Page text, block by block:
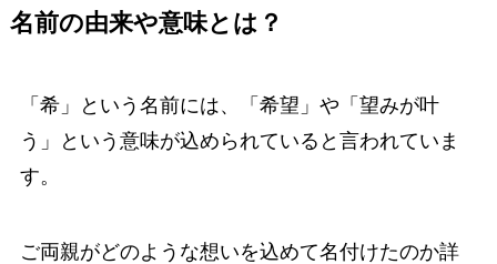
名前の由来や意味とは？
「希」という名前には、「希望」や「望みが叶
う」という意味が込められていると言われていま
す。
ご両親がどのような想いを込めて名付けたのか詳